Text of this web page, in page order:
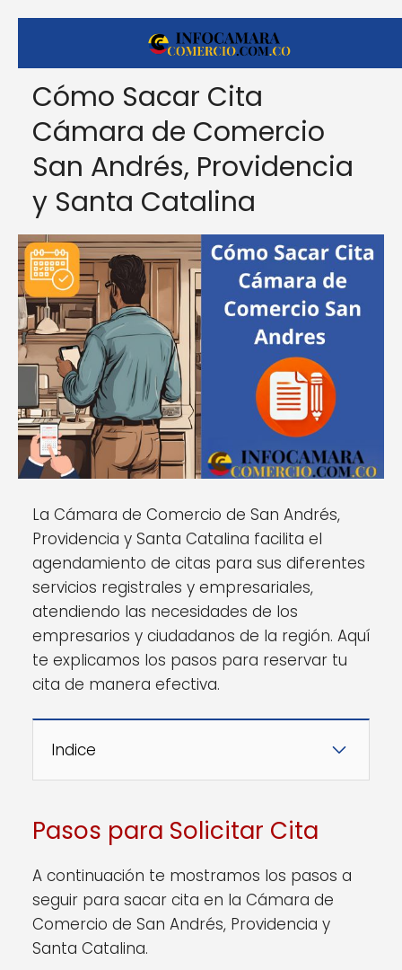
Cómo Sacar Cita
Cámara de Comercio
San Andrés, Providencia
y Santa Catalina
La Cámara de Comercio de San Andrés,
Providencia y Santa Catalina facilita el
agendamiento de citas para sus diferentes
servicios registrales y empresariales,
atendiendo las necesidades de los
empresarios y ciudadanos de la región. Aquí
te explicamos los pasos para reservar tu
cita de manera efectiva.
Indice
Pasos para Solicitar Cita
A continuación te mostramos los pasos a
seguir para sacar cita en la Cámara de
Comercio de San Andrés, Providencia y
Santa Catalina.